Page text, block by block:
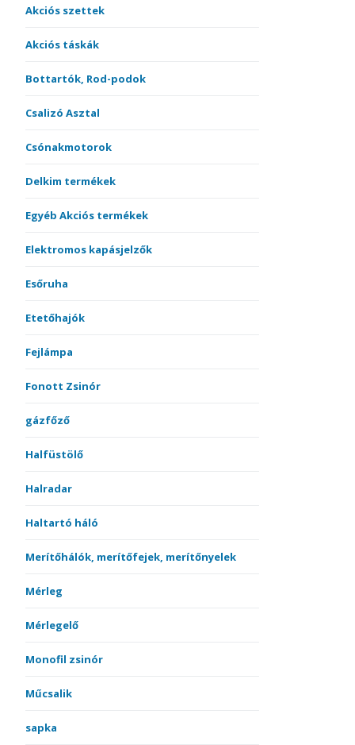
Akciós szettek
Akciós táskák
Bottartók, Rod-podok
Csalizó Asztal
Csónakmotorok
Delkim termékek
Egyéb Akciós termékek
Elektromos kapásjelzők
Esőruha
Etetőhajók
Fejlámpa
Fonott Zsinór
gázfőző
Halfüstölő
Halradar
Haltartó háló
Merítőhálók, merítőfejek, merítőnyelek
Mérleg
Mérlegelő
Monofil zsinór
Műcsalik
sapka